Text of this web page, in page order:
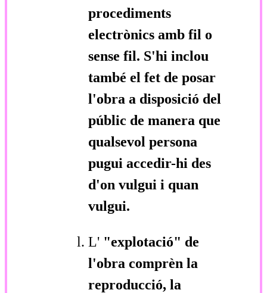
procediments
electrònics amb fil o
sense fil. S'hi inclou
també el fet de posar
l'obra a disposició del
públic de manera que
qualsevol persona
pugui accedir-hi des
d'on vulgui i quan
vulgui.
L' "explotació" de
l'obra comprèn la
reproducció, la